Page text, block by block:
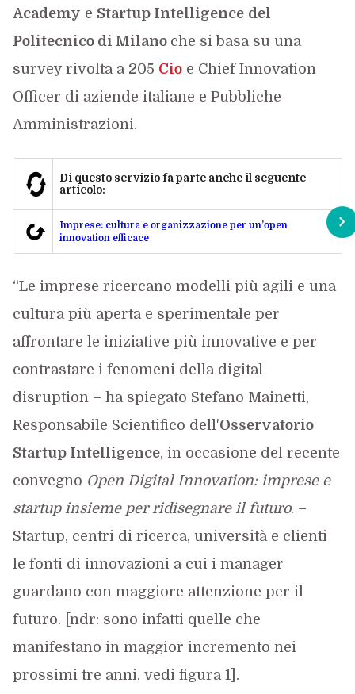
Academy e Startup Intelligence del
Politecnico di Milano che si basa su una
survey rivolta a 205 Cioe Chief Innovation
Officer di aziende italiane e Pubbliche
Amministrazioni.
Di questo servizio fa parte anche il seguente
articolo:
Imprese: cultura e organizzazione per un’open
innovation efficace
“Le imprese ricercano modelli più agili e una
cultura più aperta e sperimentale per
affrontare le iniziative più innovative e per
contrastare i fenomeni della digital
disruption – ha spiegato Stefano Mainetti,
Responsabile Scientifico dell'Osservatorio
Startup Intelligence, in occasione del recente
convegno Open Digital Innovation: imprese e
startup insieme per ridisegnare il futuro. –
Startup, centri di ricerca, università e clienti
le fonti di innovazioni a cui i manager
guardano con maggiore attenzione per il
futuro. [ndr: sono infatti quelle che
manifestano in maggior incremento nei
prossimi tre anni, vedi figura 1].